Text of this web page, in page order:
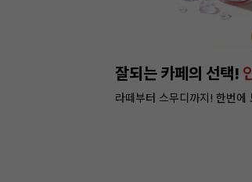
이번주 특가, 베이커
쿠키부터 빵까지 담을 수 있